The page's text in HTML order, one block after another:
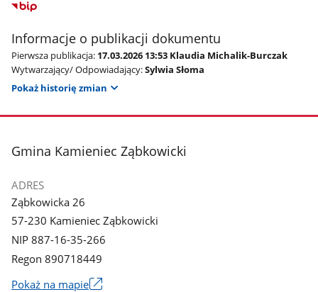
Informacje o publikacji dokumentu
Pierwsza publikacja: 17.03.2026 13:53 Klaudia Michalik-Burczak
Wytwarzający/ Odpowiadający:Sylwia Słoma
Pokaż historię zmian
stopka
Gmina Kamieniec Ząbkowicki
ADRES
Ząbkowicka 26
57-230 Kamieniec Ząbkowicki
NIP 887-16-35-266
Regon 890718449
Pokaż na mapieLink